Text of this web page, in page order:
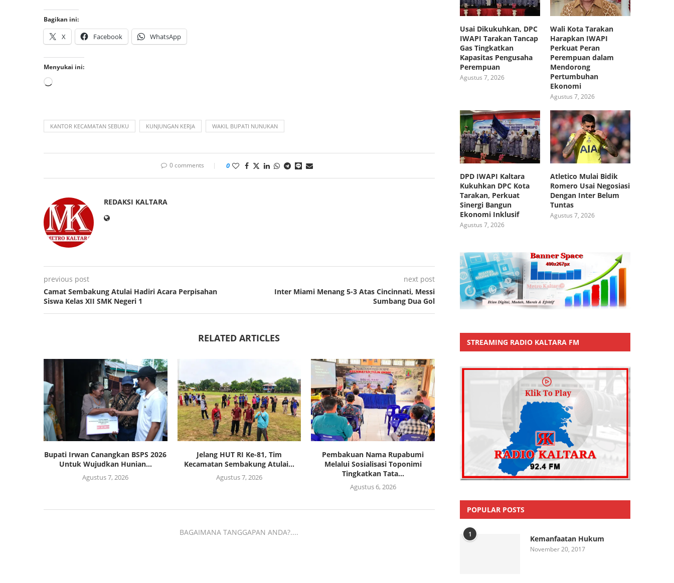
Bagikan ini:
X Facebook WhatsApp
Menyukai ini:
KANTOR KECAMATAN SEBUKU KUNJUNGAN KERJA WAKIL BUPATI NUNUKAN
0 comments 0
REDAKSI KALTARA
previous post
Camat Sembakung Atulai Hadiri Acara Perpisahan
Siswa Kelas XII SMK Negeri 1
next post
Inter Miami Menang 5-3 Atas Cincinnati, Messi
Sumbang Dua Gol
RELATED ARTICLES
Bupati Irwan Canangkan BSPS 2026
Untuk Wujudkan Hunian...
Agustus 7, 2026
Jelang HUT RI Ke-81, Tim
Kecamatan Sembakung Atulai...
Agustus 7, 2026
Pembakuan Nama Rupabumi
Melalui Sosialisasi Toponimi
Tingkatkan Tata...
Agustus 6, 2026
BAGAIMANA TANGGAPAN ANDA?....
Usai Dikukuhkan, DPC
IWAPI Tarakan Tancap
Gas Tingkatkan
Kapasitas Pengusaha
Perempuan
Agustus 7, 2026
Wali Kota Tarakan
Harapkan IWAPI
Perkuat Peran
Perempuan dalam
Mendorong
Pertumbuhan
Ekonomi
Agustus 7, 2026
DPD IWAPI Kaltara
Kukuhkan DPC Kota
Tarakan, Perkuat
Sinergi Bangun
Ekonomi Inklusif
Agustus 7, 2026
Atletico Mulai Bidik
Romero Usai Negosiasi
Dengan Inter Belum
Tuntas
Agustus 7, 2026
STREAMING RADIO KALTARA FM
POPULAR POSTS
1 Kemanfaatan Hukum
November 20, 2017